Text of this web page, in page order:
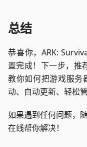
总结
恭喜你，ARK:
置完成！下一步，推
教你如何把游戏服务
动、自动更新、轻松
如果遇到任何问题，
在线帮你解决！